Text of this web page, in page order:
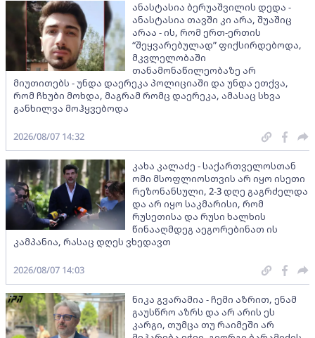
ანასტასია ბერუაშვილის დედა -
ანასტასია თავში კი არა, შუაშიც
არაა - ის, რომ ერთ-ერთის
“შეყვარებულად” ფიქსირდებოდა,
მკვლელობაში
თანამონაწილეობაზე არ
მიუთითებს - უნდა დაერეკა პოლიციაში და უნდა ეთქვა,
რომ ჩხუბი მოხდა, მაგრამ რომც დაერეკა, ამასაც სხვა
განხილვა მოჰყვებოდა
2026/08/07 14:32
კახა კალაძე - საქართველოსთან
ომი მსოფლიოსთვის არ იყო ისეთი
რეზონანსული, 2-3 დღე გაგრძელდა
და არ იყო საკმარისი, რომ
რუსეთისა და რუსი ხალხის
წინააღმდეგ აეგორებინათ ის
კამპანია, რასაც დღეს ვხედავთ
2026/08/07 14:03
ნიკა გვარამია - ჩემი აზრით, ენამ
გაუსწრო აზრს და არ არის ეს
კარგი, თუმცა თუ რაიმეში არ